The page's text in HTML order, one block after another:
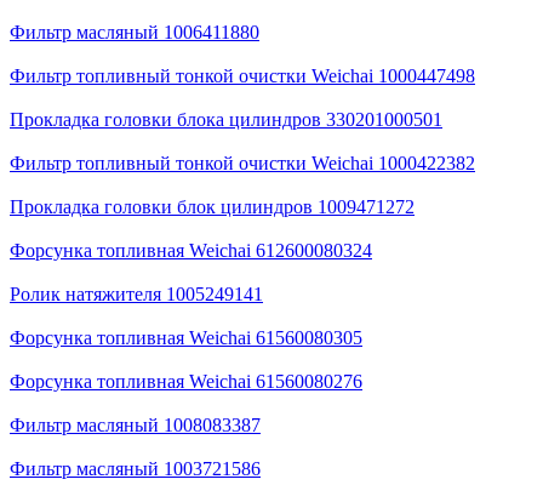
Фильтр масляный 1006411880
Фильтр топливный тонкой очистки Weichai 1000447498
Прокладка головки блока цилиндров 330201000501
Фильтр топливный тонкой очистки Weichai 1000422382
Прокладка головки блок цилиндров 1009471272
Форсунка топливная Weichai 612600080324
Ролик натяжителя 1005249141
Форсунка топливная Weichai 61560080305
Форсунка топливная Weichai 61560080276
Фильтр масляный 1008083387
Фильтр масляный 1003721586